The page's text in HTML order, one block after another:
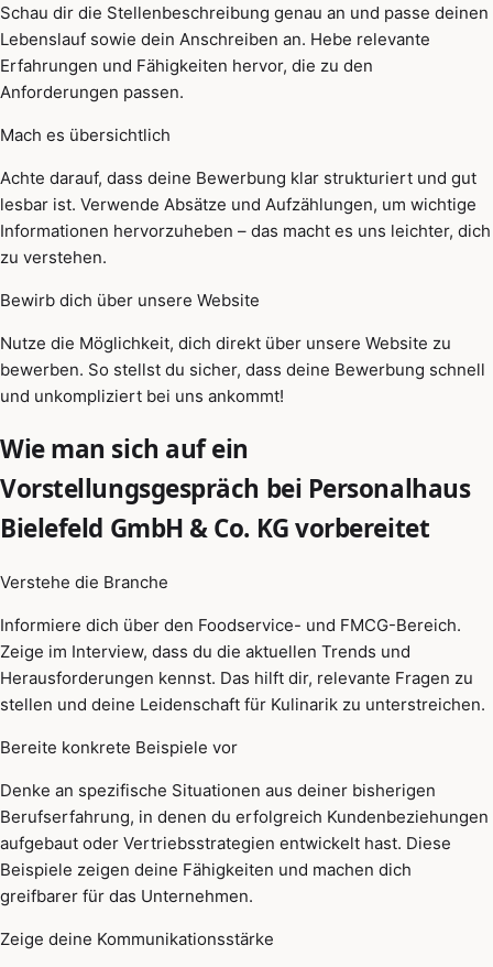
Schau dir die Stellenbeschreibung genau an und passe deinen
Lebenslauf sowie dein Anschreiben an. Hebe relevante
Erfahrungen und Fähigkeiten hervor, die zu den
Anforderungen passen.
Mach es übersichtlich
Achte darauf, dass deine Bewerbung klar strukturiert und gut
lesbar ist. Verwende Absätze und Aufzählungen, um wichtige
Informationen hervorzuheben – das macht es uns leichter, dich
zu verstehen.
Bewirb dich über unsere Website
Nutze die Möglichkeit, dich direkt über unsere Website zu
bewerben. So stellst du sicher, dass deine Bewerbung schnell
und unkompliziert bei uns ankommt!
Wie man sich auf ein
Vorstellungsgespräch bei Personalhaus
Bielefeld GmbH & Co. KG vorbereitet
Verstehe die Branche
Informiere dich über den Foodservice- und FMCG-Bereich.
Zeige im Interview, dass du die aktuellen Trends und
Herausforderungen kennst. Das hilft dir, relevante Fragen zu
stellen und deine Leidenschaft für Kulinarik zu unterstreichen.
Bereite konkrete Beispiele vor
Denke an spezifische Situationen aus deiner bisherigen
Berufserfahrung, in denen du erfolgreich Kundenbeziehungen
aufgebaut oder Vertriebsstrategien entwickelt hast. Diese
Beispiele zeigen deine Fähigkeiten und machen dich
greifbarer für das Unternehmen.
Zeige deine Kommunikationsstärke